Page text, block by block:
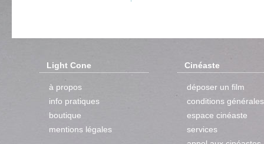
Light Cone
à propos
info pratiques
boutique
mentions légales
Cinéaste
déposer un film
conditions générales
espace cinéaste
services